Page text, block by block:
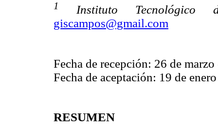
1
Instituto
giscampos@gmail.com
Fecha de recepción: 26 de
Fecha de aceptación: 19 de
RESUMEN